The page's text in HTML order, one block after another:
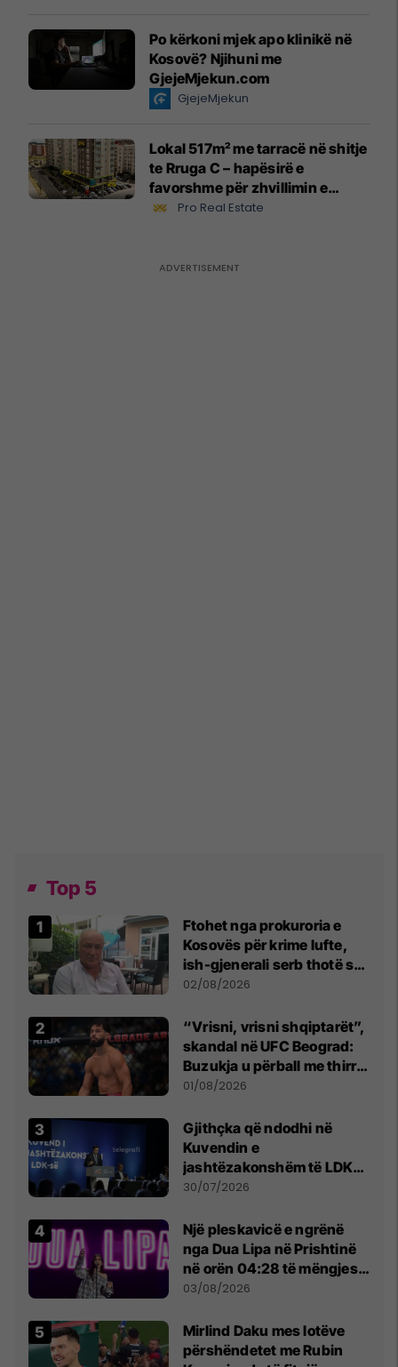
Po kërkoni mjek apo klinikë në
Kosovë? Njihuni me
GjejeMjekun.com
GjejeMjekun
Lokal 517m² me tarracë në shitje
te Rruga C – hapësirë e
favorshme për zhvillimin e
biznesit #15796
Pro Real Estate
Top 5
Ftohet nga prokuroria e
Kosovës për krime lufte,
ish-gjenerali serb thotë se
dikush e tradhtoi në
02/08/2026
“Vrisni, vrisni shqiptarët”,
skandal në UFC Beograd:
Buzukja u përball me thirrje
anti-shqiptare nga
01/08/2026
Gjithçka që ndodhi në
Kuvendin e
jashtëzakonshëm të LDK-
së
30/07/2026
Një pleskavicë e ngrënë
nga Dua Lipa në Prishtinë
në orën 04:28 të mëngjesit
- dhe bota digjitale serbe
03/08/2026
Mirlind Daku mes lotëve
përshëndetet me Rubin